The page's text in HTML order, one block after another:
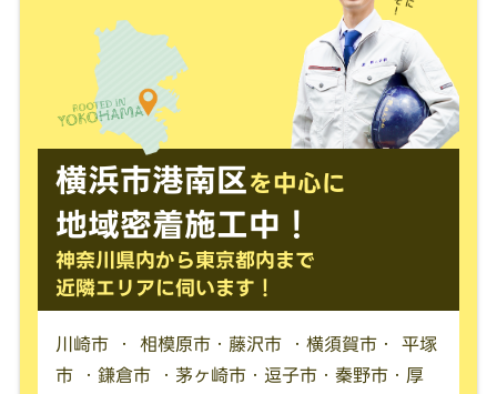
横浜市港南区 を中心に
地域密着施工中！
神奈川県内から東京都内まで
近隣エリアに伺います！
川崎市 ・ 相模原市・藤沢市 ・横須賀市・ 平塚
市 ・鎌倉市 ・茅ヶ崎市・逗子市・秦野市・厚